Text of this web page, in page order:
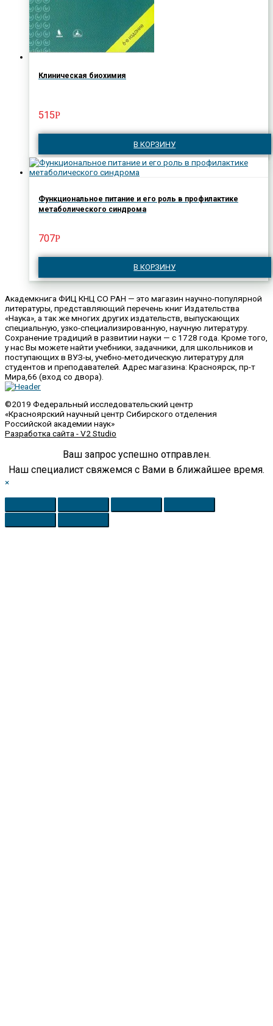
Клиническая биохимия
515Р
В КОРЗИНУ
Функциональное питание и его роль в профилактике
метаболического синдрома
707Р
В КОРЗИНУ
Академкнига ФИЦ КНЦ СО РАН — это магазин научно-популярной
литературы, представляющий перечень книг Издательства
«Наука», а так же многих других издательств, выпускающих
специальную, узко-специализированную, научную литературу.
Сохранение традиций в развитии науки — с 1728 года. Кроме того,
у нас Вы можете найти учебники, задачники, для школьников и
поступающих в ВУЗ-ы, учебно-методическую литературу для
студентов и преподавателей. Адрес магазина: Красноярск, пр-т
Мира,66 (вход со двора).
©2019 Федеральный исследовательский центр
«Красноярский научный центр Сибирского отделения
Российской академии наук»
Разработка сайта - V2 Studio
Ваш запрос успешно отправлен.
Наш специалист свяжемся с Вами в ближайшее время.
×